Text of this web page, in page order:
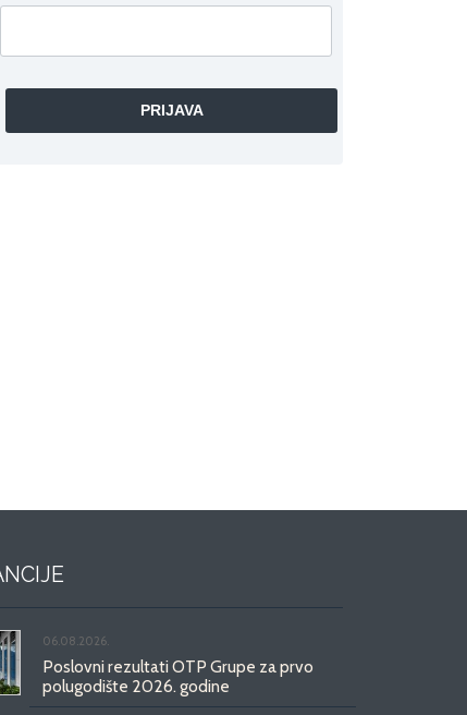
06.08.2026.
Poslovni rezultati OTP Grupe za prvo
polugodište 2026. godine